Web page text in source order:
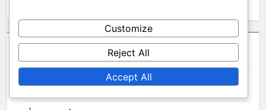
Archives du blog
Customize
Reject All
Accept All